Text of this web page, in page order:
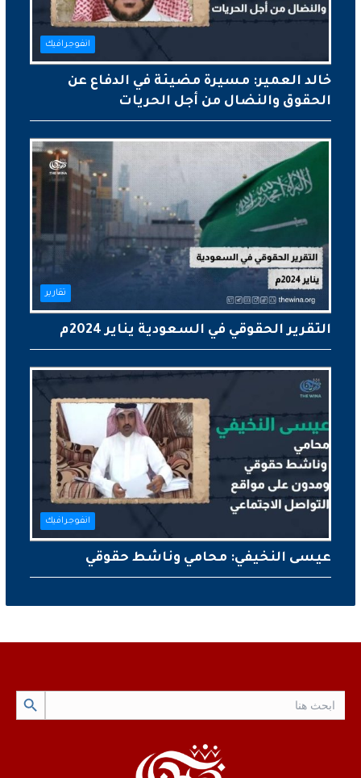
انفوجرافيك
خالد العمير: مسيرة مضيئة في الدفاع عن
الحقوق والنضال من أجل الحريات
تقارير
التقرير الحقوقي في السعودية يناير 2024م
انفوجرافيك
عيسى النخيفي: محامي وناشط حقوقي
Search Button